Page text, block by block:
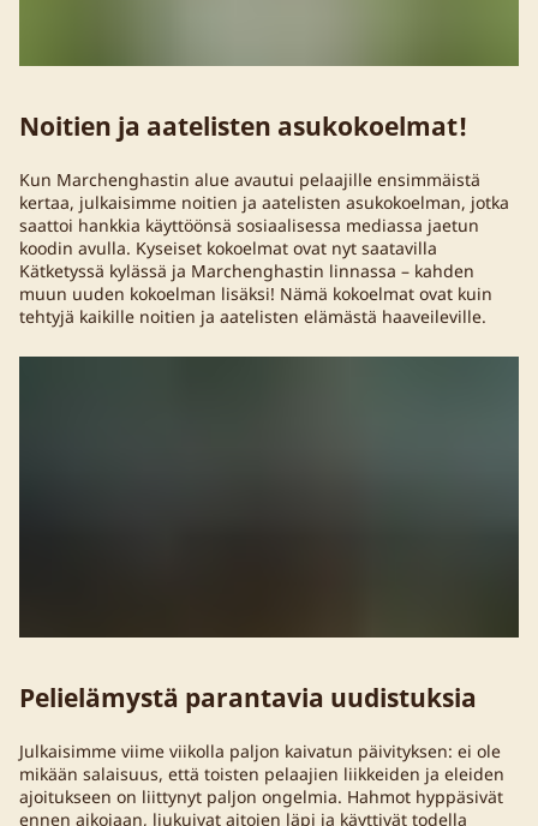
Noitien ja aatelisten asukokoelmat!
Kun Marchenghastin alue avautui pelaajille ensimmäistä
kertaa, julkaisimme noitien ja aatelisten asukokoelman, jotka
saattoi hankkia käyttöönsä sosiaalisessa mediassa jaetun
koodin avulla. Kyseiset kokoelmat ovat nyt saatavilla
Kätketyssä kylässä ja Marchenghastin linnassa – kahden
muun uuden kokoelman lisäksi! Nämä kokoelmat ovat kuin
tehtyjä kaikille noitien ja aatelisten elämästä haaveileville.
Pelielämystä parantavia uudistuksia
Julkaisimme viime viikolla paljon kaivatun päivityksen: ei ole
mikään salaisuus, että toisten pelaajien liikkeiden ja eleiden
ajoitukseen on liittynyt paljon ongelmia. Hahmot hyppäsivät
ennen aikojaan, liukuivat aitojen läpi ja käyttivät todella